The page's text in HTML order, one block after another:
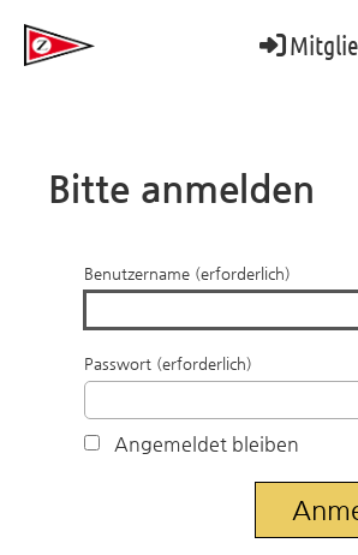
Bitte anmelden
Benutzername (erforderlich)
Passwort (erforderlich)
Angemeldet bleiben